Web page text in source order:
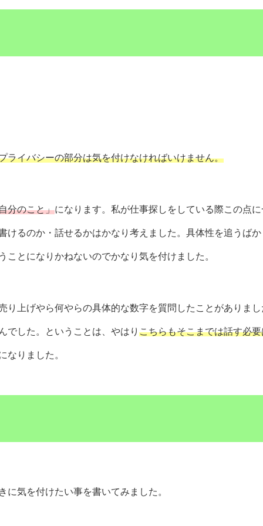
ライバシーの部分は気を付けなければいけません。
分のこと」になります。私が仕事探しをしている際この点に
けるのか・話せるかはかなり考えました。具体性を追うばか
とになりかねないのでかなり気を付けました。
り上げやら何やらの具体的な数字を質問したことがありまし
でした。ということは、やはり こちらもそこまでは話す必要
なりました。
気を付けたい事を書いてみました。